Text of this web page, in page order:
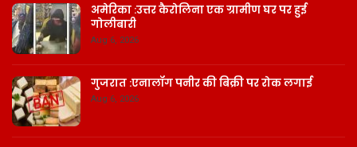
अमेरिका :उत्तर कैरोलिना एक ग्रामीण घर पर हुई
गोलीबारी
Aug 6, 2026
गुजरात :एनालॉग पनीर की बिक्री पर रोक लगाई
Aug 6, 2026